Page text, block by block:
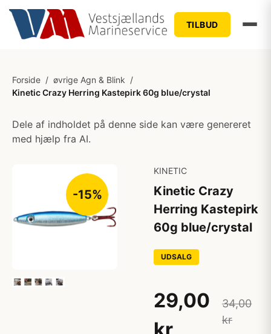
TILBUD
Forside / øvrige Agn & Blink /
Kinetic Crazy Herring Kastepirk 60g blue/crystal
Dele af indholdet på denne side kan være genereret
med hjælp fra AI.
-15%
KINETIC
Kinetic Crazy
Herring Kastepirk
60g blue/crystal
UDSALG
29,00
34,00
kr